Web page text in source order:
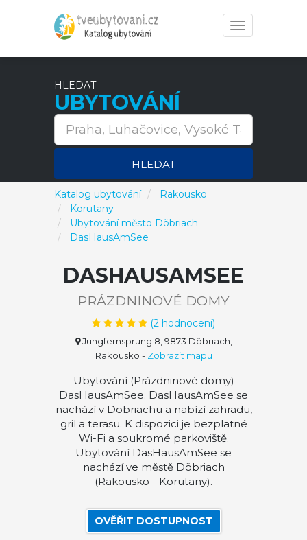
Toggle
navigation
HLEDAT
UBYTOVÁNÍ
HLEDAT
Katalog ubytování
Rakousko
Korutany
Ubytování město Döbriach
DasHausAmSee
DASHAUSAMSEE
PRÁZDNINOVÉ DOMY
(2 hodnocení)
Jungfernsprung 8, 9873 Döbriach,
Rakousko - Zobrazit mapu
Ubytování (Prázdninové domy)
DasHausAmSee. DasHausAmSee se
nachází v Döbriachu a nabízí zahradu,
gril a terasu. K dispozici je bezplatné
Wi-Fi a soukromé parkoviště.
Ubytování DasHausAmSee se
nachází ve městě Döbriach
(Rakousko - Korutany).
OVĚŘIT DOSTUPNOST